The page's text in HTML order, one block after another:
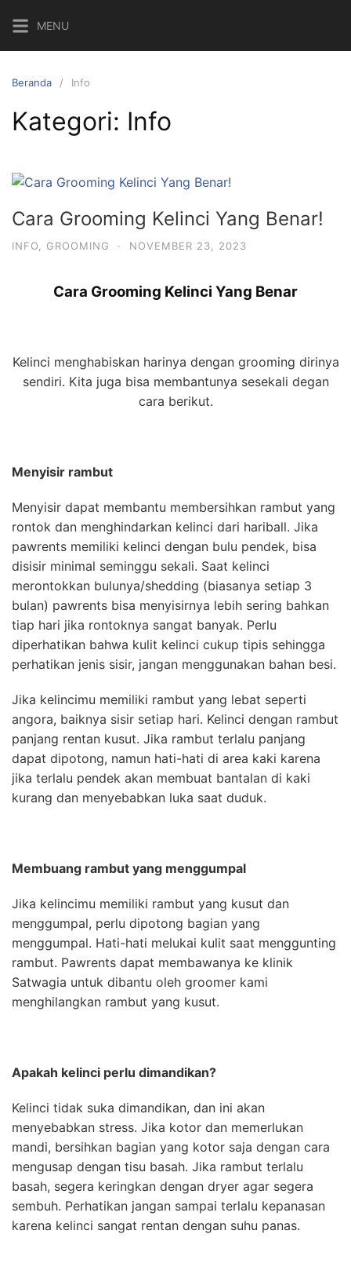
ke
konten
MENU
Beranda Info
Kategori: Info
Cara Grooming Kelinci Yang Benar!
INFO GROOMING · NOVEMBER 23, 2023
Cara Grooming Kelinci Yang Benar
Kelinci menghabiskan harinya dengan grooming dirinya
sendiri. Kita juga bisa membantunya sesekali degan
cara berikut.
Menyisir rambut
Menyisir dapat membantu membersihkan rambut yang
rontok dan menghindarkan kelinci dari hariball. Jika
pawrents memiliki kelinci dengan bulu pendek, bisa
disisir minimal seminggu sekali. Saat kelinci
merontokkan bulunya/shedding (biasanya setiap 3
bulan) pawrents bisa menyisirnya lebih sering bahkan
tiap hari jika rontoknya sangat banyak. Perlu
diperhatikan bahwa kulit kelinci cukup tipis sehingga
perhatikan jenis sisir, jangan menggunakan bahan besi.
Jika kelincimu memiliki rambut yang lebat seperti
angora, baiknya sisir setiap hari. Kelinci dengan rambut
panjang rentan kusut. Jika rambut terlalu panjang
dapat dipotong, namun hati-hati di area kaki karena
jika terlalu pendek akan membuat bantalan di kaki
kurang dan menyebabkan luka saat duduk.
Membuang rambut yang menggumpal
Jika kelincimu memiliki rambut yang kusut dan
menggumpal, perlu dipotong bagian yang
menggumpal. Hati-hati melukai kulit saat menggunting
rambut. Pawrents dapat membawanya ke klinik
Satwagia untuk dibantu oleh groomer kami
menghilangkan rambut yang kusut.
Apakah kelinci perlu dimandikan?
Kelinci tidak suka dimandikan, dan ini akan
menyebabkan stress. Jika kotor dan memerlukan
mandi, bersihkan bagian yang kotor saja dengan cara
mengusap dengan tisu basah. Jika rambut terlalu
basah, segera keringkan dengan dryer agar segera
sembuh. Perhatikan jangan sampai terlalu kepanasan
karena kelinci sangat rentan dengan suhu panas.